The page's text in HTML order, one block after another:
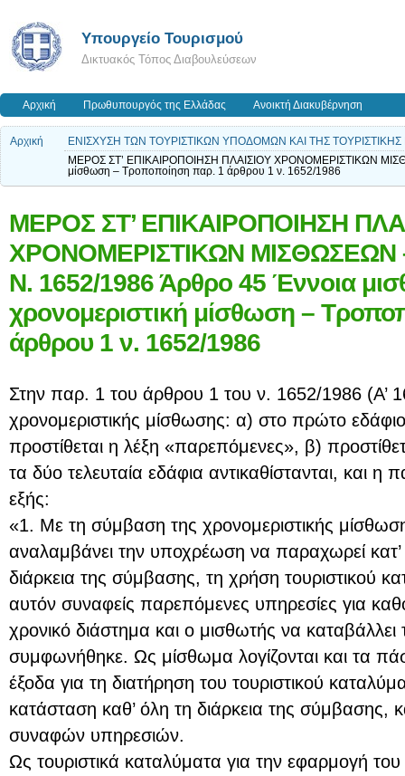
Υπουργείο Τουρισμού
Δικτυακός Τόπος Διαβουλεύσεων
Αρχική Πρωθυπουργός της Ελλάδας Ανοικτή Διακυβέρνηση
Αρχική
ΕΝΙΣΧΥΣΗ ΤΩΝ ΤΟΥΡΙΣΤΙΚΩΝ ΥΠΟΔΟΜΩΝ ΚΑΙ ΤΗΣ
ΜΕΡΟΣ ΣΤ’ ΕΠΙΚΑΙΡΟΠΟΙΗΣΗ ΠΛΑΙΣΙΟΥ ΧΡΟΝΟΜΕΡΙΣΤΙΚΩΝ
μίσθωση – Τροποποίηση παρ. 1 άρθρου 1 ν. 1652/1986
ΜΕΡΟΣ ΣΤ’ ΕΠΙΚΑΙΡΟΠΟΙΗΣΗ
ΧΡΟΝΟΜΕΡΙΣΤΙΚΩΝ
Ν. 1652/1986 Άρθρο 45 Έννοια
χρονομεριστική μίσθωση –
άρθρου 1 ν. 1652/1986
Στην παρ. 1 του άρθρου 1 του ν. 1652/1986 (Α’
χρονομεριστικής μίσθωσης: α) στο πρώτο
προστίθεται η λέξη «παρεπόμενες», β)
τα δύο τελευταία εδάφια αντικαθίστανται, και
εξής:
«1. Με τη σύμβαση της χρονομεριστικής
αναλαμβάνει την υποχρέωση να παραχωρεί
διάρκεια της σύμβασης, τη χρήση τουριστικού
αυτόν συναφείς παρεπόμενες υπηρεσίες για
χρονικό διάστημα και ο μισθωτής να
συμφωνήθηκε. Ως μίσθωμα λογίζονται και τα
έξοδα για τη διατήρηση του τουριστικού
κατάσταση καθ’ όλη τη διάρκεια της σύμβασης,
συναφών υπηρεσιών.
Ως τουριστικά καταλύματα για την εφαρμογή